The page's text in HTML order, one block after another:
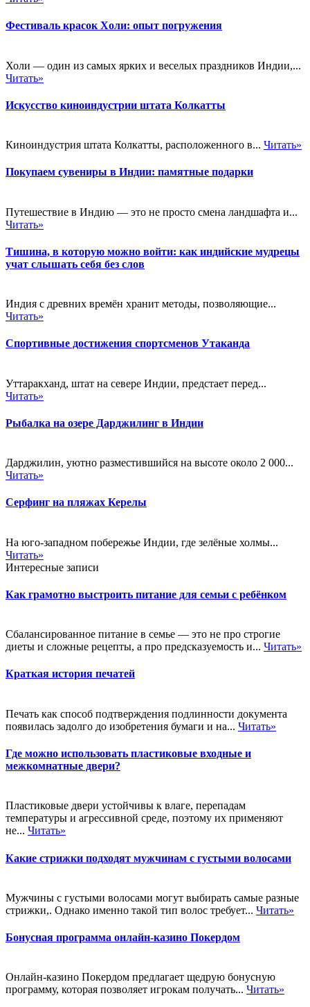
Фестиваль красок Холи: опыт погружения
Холи — один из самых ярких и веселых праздников Индии,...
Читать»
Искусство киноиндустрии штата Колкатты
Киноиндустрия штата Колкатты, расположенного в... Читать»
Покупаем сувениры в Индии: памятные подарки
Путешествие в Индию — это не просто смена ландшафта и...
Читать»
Тишина, в которую можно войти: как индийские мудрецы
учат слышать себя без слов
Индия с древних времён хранит методы, позволяющие...
Читать»
Спортивные достижения спортсменов Утаканда
Уттаракханд, штат на севере Индии, предстает перед...
Читать»
Рыбалка на озере Дарджилинг в Индии
Дарджилин, уютно разместившийся на высоте около 2 000...
Читать»
Серфинг на пляжах Керелы
На юго-западном побережье Индии, где зелёные холмы...
Читать»
Интересные записи
Как грамотно выстроить питание для семьи с ребёнком
Сбалансированное питание в семье — это не про строгие
диеты и сложные рецепты, а про предсказуемость и... Читать»
Краткая история печатей
Печать как способ подтверждения подлинности документа
появилась задолго до изобретения бумаги и на... Читать»
Где можно использовать пластиковые входные и
межкомнатные двери?
Пластиковые двери устойчивы к влаге, перепадам
температуры и агрессивной среде, поэтому их применяют
не... Читать»
Какие стрижки подходят мужчинам с густыми волосами
Мужчины с густыми волосами могут выбирать самые разные
стрижки,. Однако именно такой тип волос требует... Читать»
Бонусная программа онлайн-казино Покердом
Онлайн-казино Покердом предлагает щедрую бонусную
программу, которая позволяет игрокам получать... Читать»